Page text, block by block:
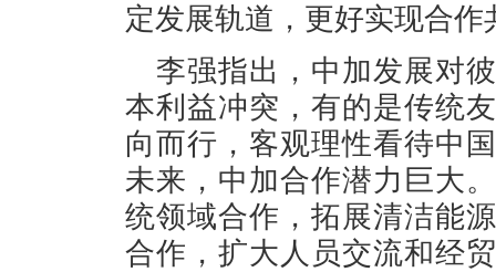
定发展轨道，更好实现合作
李强指出，中加发展对
本利益冲突，有的是传统
向而行，客观理性看待中
未来，中加合作潜力巨大
统领域合作，拓展清洁能
合作，扩大人员交流和经